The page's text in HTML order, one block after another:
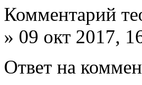
Комментарий
» 09 окт 2017,
Ответ на